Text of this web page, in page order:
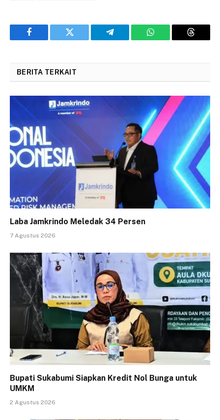
Facebook Twitter Telegram WhatsApp Threads
BERITA TERKAIT
Laba Jamkrindo Meledak 34 Persen
7 Agustus 2026
Bupati Sukabumi Siapkan Kredit Nol Bunga untuk
UMKM
2 Agustus 2026